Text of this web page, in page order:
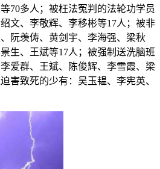
70多人；被枉法冤判的法轮功学员
文、李敬辉、李移彬等17人；被非
阮羡俦、黄剑宇、李海强、梁秋
生、王斌等17人；被强制送洗脑班
爱群、王斌、陈俊辉、李雪霞、梁
害致死的少有：吴玉韫、李宪英、